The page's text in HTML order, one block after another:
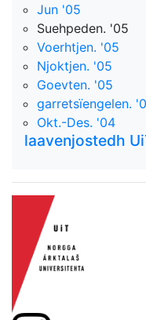
Jun '05
Suehpeden. '05
Voerhtjen. '05
Njoktjen. '05
Goevten. '05
garretsïengelen.
Okt.-Des. '04
laavenjostedh